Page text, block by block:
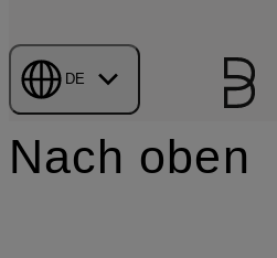
DE
Nach oben